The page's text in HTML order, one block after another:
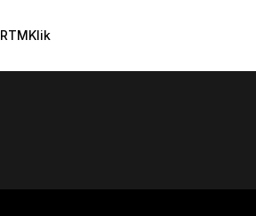
RTMKlik